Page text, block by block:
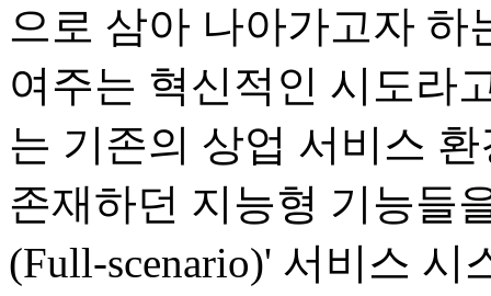
으로 삼아 나아가고자
여주는 혁신적인 시도라
는 기존의 상업 서비스
존재하던 지능형 기능들
(Full-scenario)' 서비스